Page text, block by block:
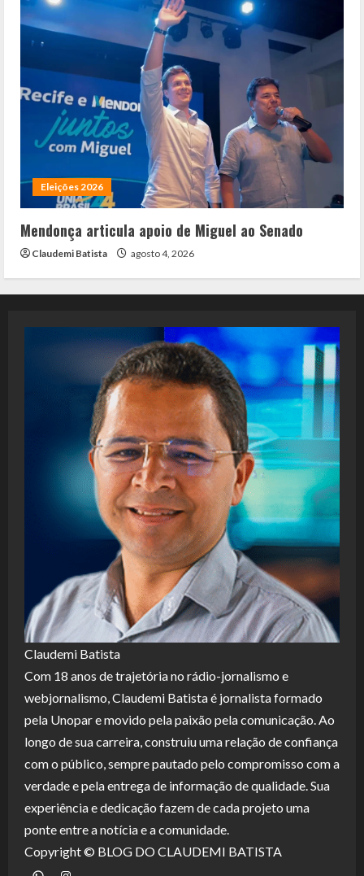
Eleições 2026
Mendonça articula apoio de Miguel ao Senado
Claudemi Batista agosto 4, 2026
Claudemi Batista
Com 18 anos de trajetória no rádio-jornalismo e
webjornalismo, Claudemi Batista é jornalista formado
pela Unopar e movido pela paixão pela comunicação. Ao
longo de sua carreira, construiu uma relação de confiança
com o público, sempre pautado pelo compromisso com a
verdade e pela entrega de informação de qualidade. Sua
experiência e dedicação fazem de cada projeto uma
ponte entre a notícia e a comunidade.
Copyright © BLOG DO CLAUDEMI BATISTA